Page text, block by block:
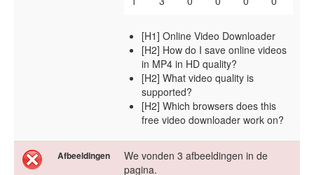
[H1] Online Video Downloader
[H2] How do I save online videos
in MP4 in HD quality?
[H2] What video quality is
supported?
[H2] Which browsers does this
free video downloader work on?
Afbeeldingen
We vonden 3 afbeeldingen in de
pagina.